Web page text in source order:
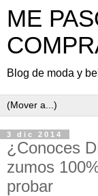
ME
Blog de moda y
3 dic 2014
¿Conoces
zumos
probar